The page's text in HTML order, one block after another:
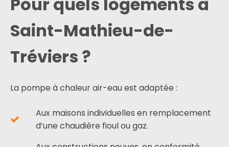
Saint-Mathieu-de-
Tréviers ?
La pompe à chaleur air-eau est adaptée :
Aux maisons individuelles en remplacement
d’une chaudière fioul ou gaz.